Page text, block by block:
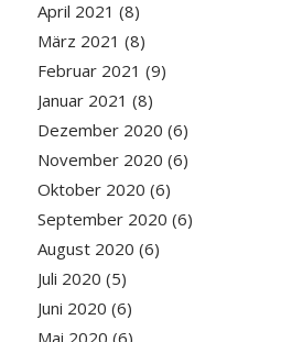
April 2021 (8)
März 2021 (8)
Februar 2021 (9)
Januar 2021 (8)
Dezember 2020 (6)
November 2020 (6)
Oktober 2020 (6)
September 2020 (6)
August 2020 (6)
Juli 2020 (5)
Juni 2020 (6)